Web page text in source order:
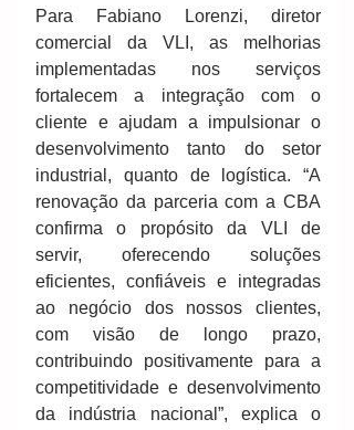
Para Fabiano Lorenzi, diretor
comercial da VLI, as melhorias
implementadas nos serviços
fortalecem a integração com o
cliente e ajudam a impulsionar o
desenvolvimento tanto do setor
industrial, quanto de logística. “A
renovação da parceria com a CBA
confirma o propósito da VLI de
servir, oferecendo soluções
eficientes, confiáveis e integradas
ao negócio dos nossos clientes,
com visão de longo prazo,
contribuindo positivamente para a
competitividade e desenvolvimento
da indústria nacional”, explica o